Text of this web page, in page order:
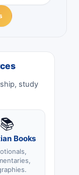
study
📚
Books